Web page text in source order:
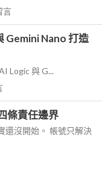
言
Gemini Nano 打造
Logic 與 G...
條責任邊界
還沒開始。 帳號只解決